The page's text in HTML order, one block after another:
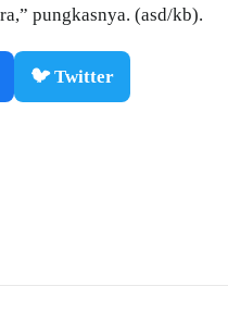
pungkasnya. (asd/kb).
🐦 Twitter